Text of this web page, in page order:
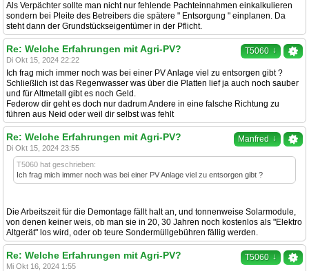
Als Verpächter sollte man nicht nur fehlende Pachteinnahmen einkalkulieren
sondern bei Pleite des Betreibers die spätere " Entsorgung " einplanen. Da
steht dann der Grundstückseigentümer in der Pflicht.
T5060 ↓
Re: Welche Erfahrungen mit Agri-PV?
Di Okt 15, 2024 22:22
Ich frag mich immer noch was bei einer PV Anlage viel zu entsorgen gibt ?
Schließlich ist das Regenwasser was über die Platten lief ja auch noch sauber
und für Altmetall gibt es noch Geld.
Federow dir geht es doch nur dadrum Andere in eine falsche Richtung zu
führen aus Neid oder weil dir selbst was fehlt
Manfred ↓
Re: Welche Erfahrungen mit Agri-PV?
Di Okt 15, 2024 23:55
T5060 hat geschrieben:
Ich frag mich immer noch was bei einer PV Anlage viel zu entsorgen gibt ?
Die Arbeitszeit für die Demontage fällt halt an, und tonnenweise Solarmodule,
von denen keiner weis, ob man sie in 20, 30 Jahren noch kostenlos als "Elektro
Altgerät" los wird, oder ob teure Sondermüllgebühren fällig werden.
T5060 ↓
Re: Welche Erfahrungen mit Agri-PV?
Mi Okt 16, 2024 1:55